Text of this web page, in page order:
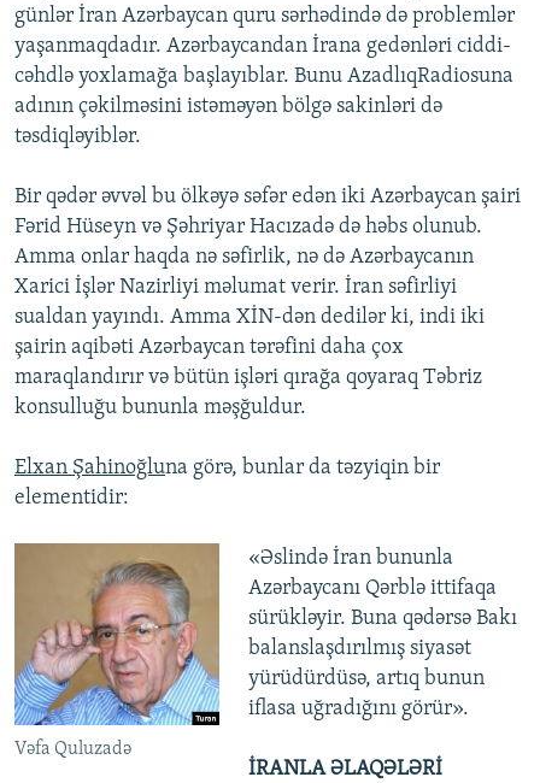
günlər İran Azərbaycan quru sərhədində də problemlər
yaşanmaqdadır. Azərbaycandan İrana gedənləri ciddi-
cəhdlə yoxlamağa başlayıblar. Bunu AzadlıqRadiosuna
adının çəkilməsini istəməyən bölgə sakinləri də
təsdiqləyiblər.
Bir qədər əvvəl bu ölkəyə səfər edən iki Azərbaycan şairi
Fərid Hüseyn və Şəhriyar Hacızadə də həbs olunub.
Amma onlar haqda nə səfirlik, nə də Azərbaycanın
Xarici İşlər Nazirliyi məlumat verir. İran səfirliyi
sualdan yayındı. Amma XİN-dən dedilər ki, indi iki
şairin aqibəti Azərbaycan tərəfini daha çox
maraqlandırır və bütün işləri qırağa qoyaraq Təbriz
konsulluğu bununla məşğuldur.
Elxan Şahinoğluna görə, bunlar da təzyiqin bir
elementidir:
Vəfa Quluzadə
«Əslində İran bununla
Azərbaycanı Qərblə ittifaqa
sürükləyir. Buna qədərsə Bakı
balanslaşdırılmış siyasət
yürüdürdüsə, artıq bunun
iflasa uğradığını görür».
İRANLA ƏLAQƏLƏRİ